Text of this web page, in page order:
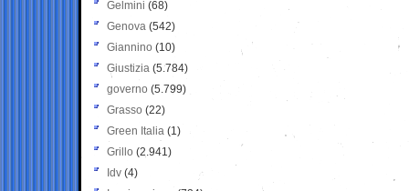
Gelmini (68)
Genova (542)
Giannino (10)
Giustizia (5.784)
governo (5.799)
Grasso (22)
Green Italia (1)
Grillo (2.941)
Idv (4)